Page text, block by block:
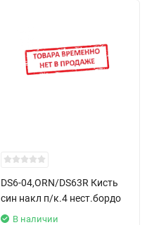
DS6-04,ORN/DS63R Кисть
син накл п/к.4 нест.бордо
В наличии